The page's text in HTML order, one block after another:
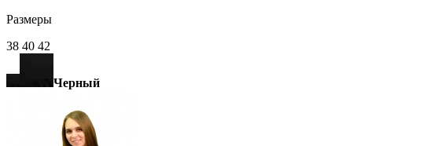
Размеры
38 40 42
Черный